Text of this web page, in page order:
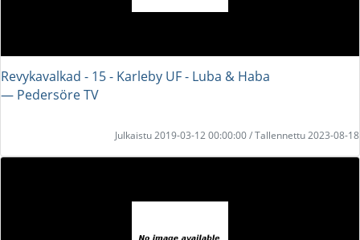
Revykavalkad - 15 - Karleby UF - Luba & Haba
― Pedersöre TV
Julkaistu 2019-03-12 00:00:00 / Tallennettu 2023-08-18